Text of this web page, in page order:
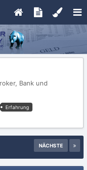
Bank und
Erfahrung
NÄCHSTE